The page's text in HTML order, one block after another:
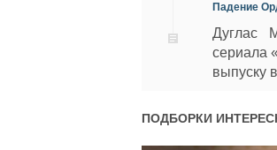
Падение
Дуглас
сериала
выпуску
ПОДБОРКИ